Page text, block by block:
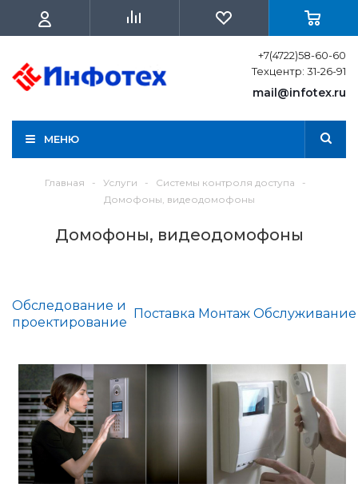
+7(4722)58-60-60
Техцентр: 31-26-91
mail@infotex.ru
МЕНЮ
Главная - Услуги - Системы контроля доступа
-
Домофоны, видеодомофоны
Домофоны, видеодомофоны
Обследование и
проектирование
Поставка Монтаж Обслуживание